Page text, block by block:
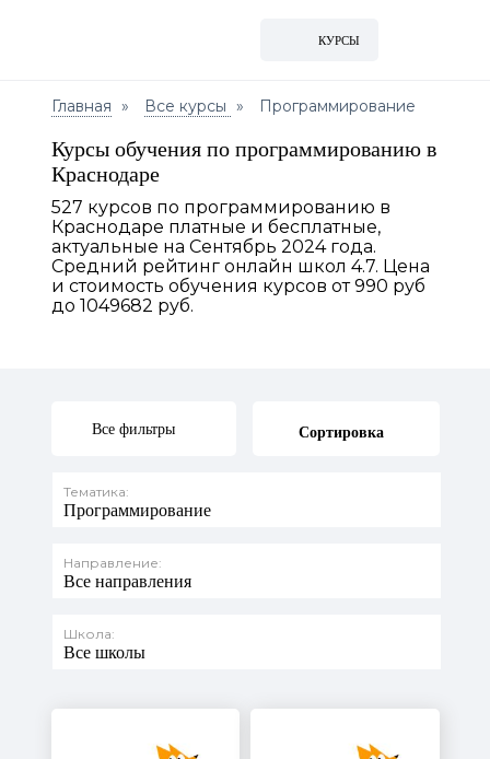
КУРСЫ
Главная Все курсы Программирование
Курсы обучения по программированию в
Краснодаре
527 курсов по программированию в
Краснодаре платные и бесплатные,
актуальные на Сентябрь 2024 года.
Средний рейтинг онлайн школ 4.7. Цена
и стоимость обучения курсов от 990 руб
до 1049682 руб.
Все фильтры Сортировка
Тематика:
Программирование
Направление:
Все направления
Школа:
Все школы